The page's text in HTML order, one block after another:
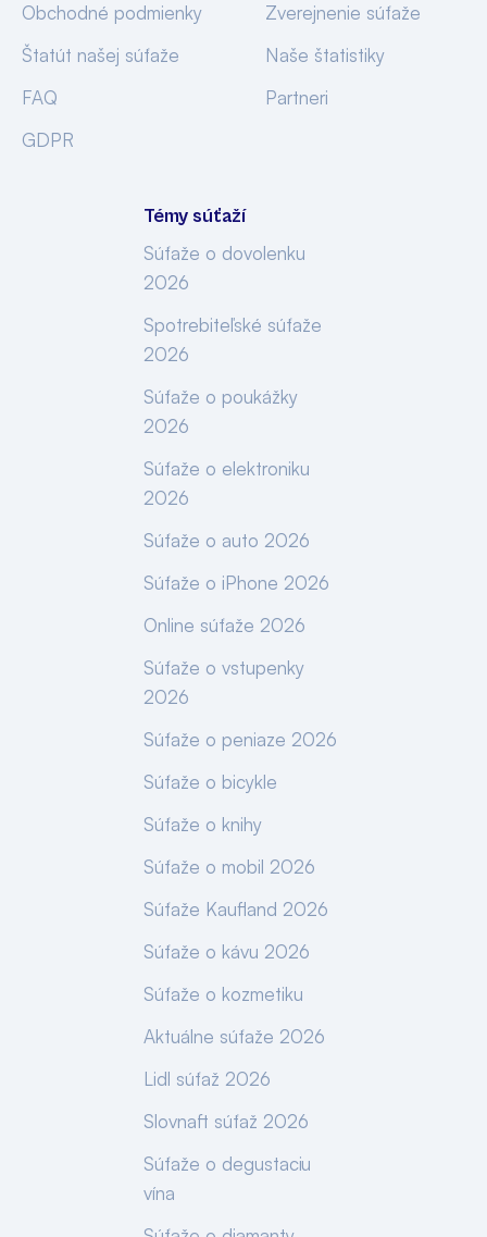
Obchodné podmienky
Štatút našej súťaže
FAQ
GDPR
Zverejnenie súťaže
Naše štatistiky
Partneri
Témy súťaží
Súťaže o dovolenku
2026
Spotrebiteľské súťaže
2026
Súťaže o poukážky
2026
Súťaže o elektroniku
2026
Súťaže o auto 2026
Súťaže o iPhone 2026
Online súťaže 2026
Súťaže o vstupenky
2026
Súťaže o peniaze 2026
Súťaže o bicykle
Súťaže o knihy
Súťaže o mobil 2026
Súťaže Kaufland 2026
Súťaže o kávu 2026
Súťaže o kozmetiku
Aktuálne súťaže 2026
Lidl súťaž 2026
Slovnaft súťaž 2026
Súťaže o degustaciu
vína